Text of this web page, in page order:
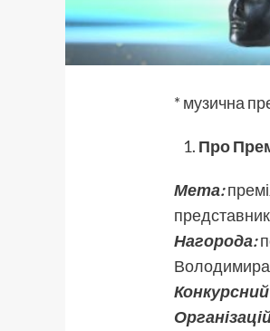
* музична
Про
Мета:
Нагорода:
Володимира